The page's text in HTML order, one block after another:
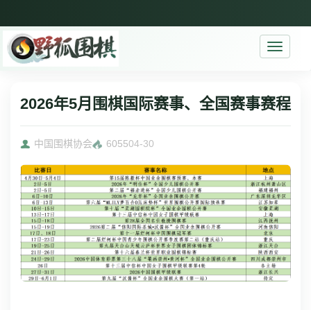
Toggle
2026年5月围棋国际赛事、全国赛事赛程
中国围棋协会 605504-30